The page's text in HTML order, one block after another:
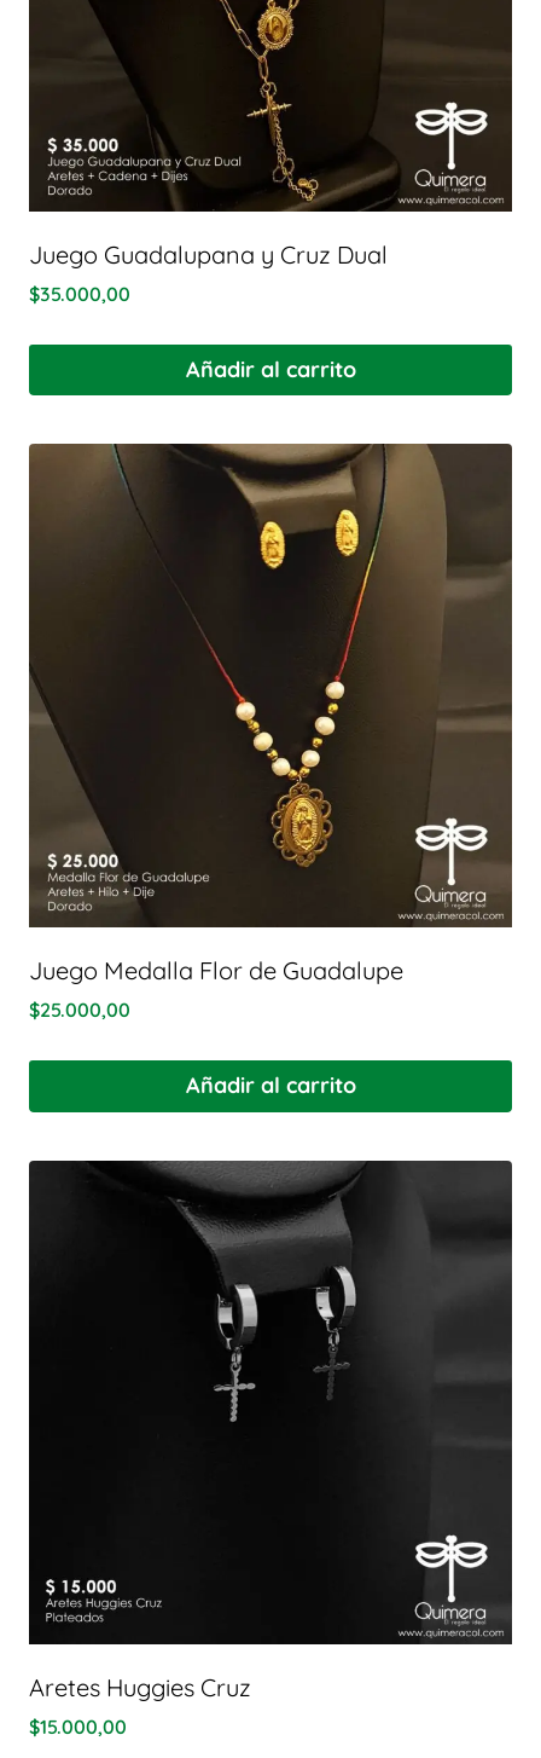
Juego Guadalupana y Cruz Dual
$35.000,00
Añadir al carrito
Juego Medalla Flor de Guadalupe
$25.000,00
Añadir al carrito
Aretes Huggies Cruz
$15.000,00